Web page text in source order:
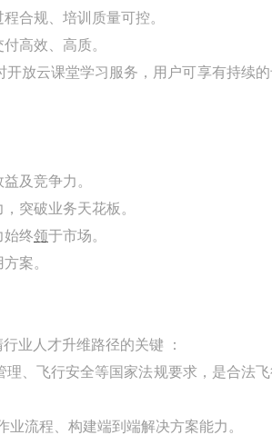
合规、培训质量可控。
高效、高质。
放云课堂学习服务，用户可享有持续
及竞争力。
突破业务天花板。
始终领于市场。
案。
业人才升维路径的关键 ：
、飞行安全等国家法规要求，是合法
业流程、构建端到端解决方案能力。